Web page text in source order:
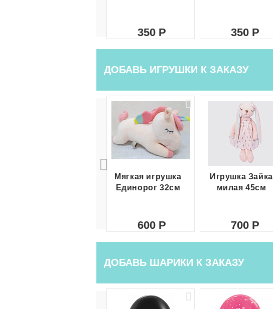
350 350
ДОБАВЬ ИГРУШКИ К ЗАКАЗУ
Мягкая игрушка
Единорог 32см
600
Игрушка Зайка
милая 45см
700
ДОБАВЬ ШАРИКИ К ЗАКАЗУ